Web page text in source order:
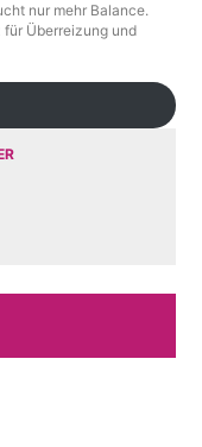
nur mehr Balance.
für Überreizung und